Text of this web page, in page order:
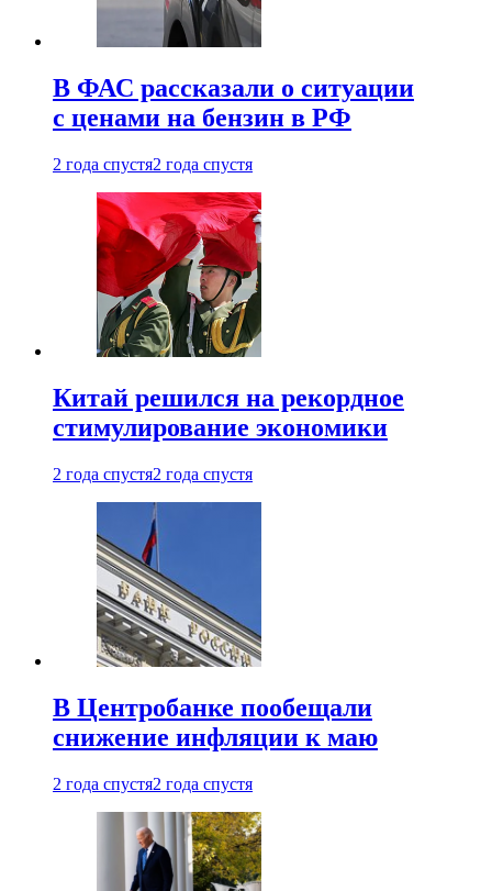
В ФАС рассказали о ситуации
с ценами на бензин в РФ
2 года спустя2 года спустя
Китай решился на рекордное
стимулирование экономики
2 года спустя2 года спустя
В Центробанке пообещали
снижение инфляции к маю
2 года спустя2 года спустя